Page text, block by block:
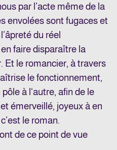
par l’acte même de la
envolées sont fugaces et
du réel
faire disparaître la
Et le romancier, à travers
le fonctionnement,
à l‘autre, afin de le
émerveillé, joyeux à en
le roman.
ont de ce point de vue